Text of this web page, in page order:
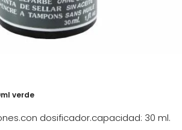
verde
dosificador.capacidad: 30 ml.